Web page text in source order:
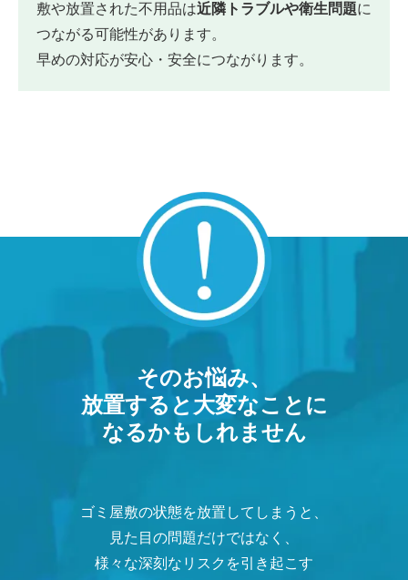
敷や放置された不用品は近隣トラブルや衛生問題に
つながる可能性があります。
早めの対応が安心・安全につながります。
そのお悩み、
放置すると大変なことに
なるかもしれません
ゴミ屋敷の状態を放置してしまうと、
見た目の問題だけではなく、
様々な深刻なリスクを引き起こす